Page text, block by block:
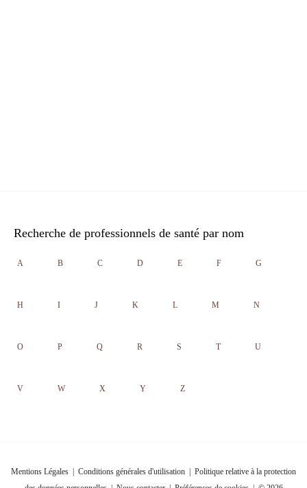
Recherche de professionnels de santé par nom
A B C D E F G
H I J K L M N
O P Q R S T U
V W X Y Z
Mentions Légales Conditions générales d'utilisation
Politique relative à la protection